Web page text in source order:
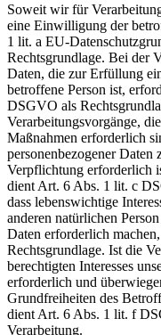
Soweit wir für
eine Einwilligung der
1 lit. a EU-
Rechtsgrundlage. Bei der
Daten, die zur Erfüllung
betroffene Person ist,
DSGVO als
Verarbeitungsvorgänge,
Maßnahmen erforderlich
personenbezogener
Verpflichtung erforderlich
dient Art. 6 Abs. 1 lit. c
dass lebenswichtige
anderen natürlichen
Daten erforderlich
Rechtsgrundlage. Ist die
berechtigten Interesses
erforderlich und
Grundfreiheiten des
dient Art. 6 Abs. 1 lit. f
Verarbeitung.